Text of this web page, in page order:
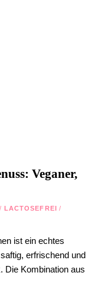
Veganer,
/ LACTOSEFREI /
ist ein echtes
erfrischend und
Die Kombination aus